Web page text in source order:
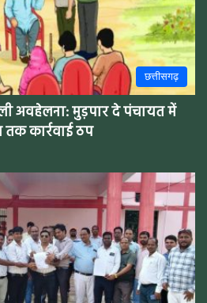
छत्तीसगढ़
अवहेलना: मुड़पार दे पंचायत में
तक कार्रवाई ठप